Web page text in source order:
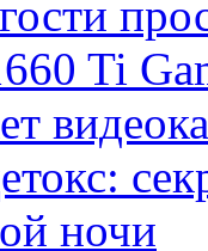
Ti
ночи